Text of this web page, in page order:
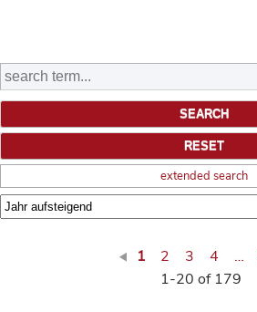
extended search
1 2 3 4 …
1-20 of 179